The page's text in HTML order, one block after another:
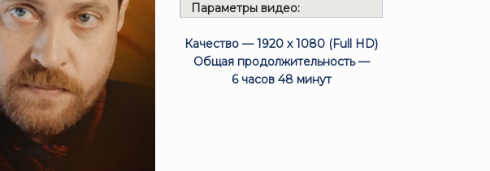
Параметры видео:
Качество — 1920 x 1080 (Full HD)
Общая продолжительность —
6 часов 48 минут